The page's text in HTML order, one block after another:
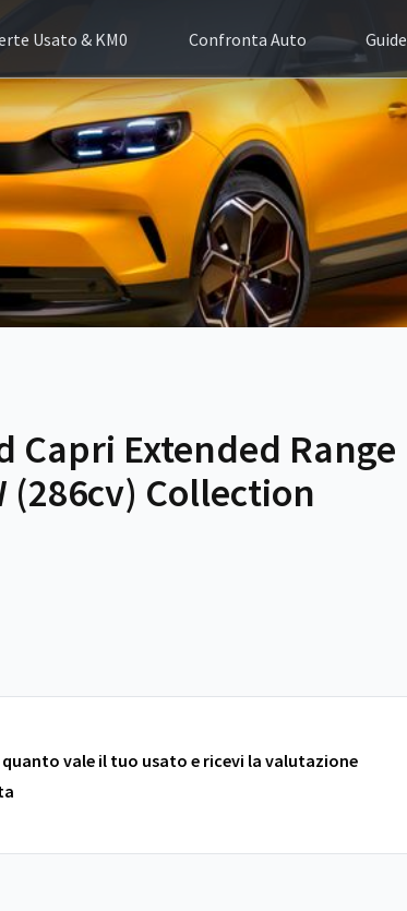
Usato & KM0 Confronta Auto Guide
Capri Extended Range
(286cv) Collection
vale il tuo usato e ricevi la valutazione